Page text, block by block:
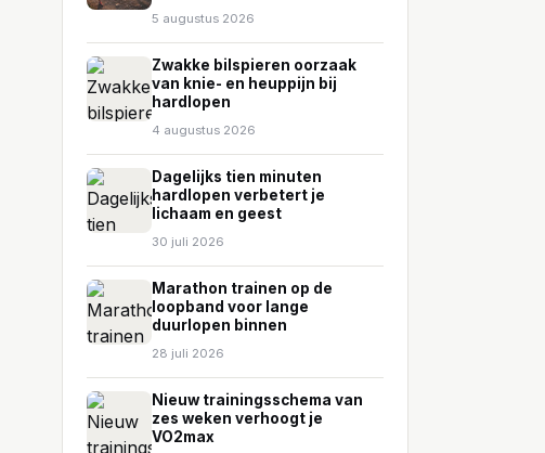
5 augustus 2026
Zwakke bilspieren oorzaak
van knie- en heuppijn bij
hardlopen
4 augustus 2026
Dagelijks tien minuten
hardlopen verbetert je
lichaam en geest
30 juli 2026
Marathon trainen op de
loopband voor lange
duurlopen binnen
28 juli 2026
Nieuw trainingsschema van
zes weken verhoogt je
VO2max